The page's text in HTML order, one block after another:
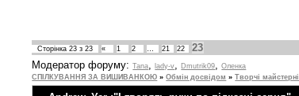
Сторінка23 з23 « 1 2 21 22
23
Модератор форуму:Tana ,lady-v ,Dmutrik09 ,Oленка
СПІЛКУВАННЯ ЗА ВИШИВАНКОЮ » Обмін досвідом » Творчі майстерні